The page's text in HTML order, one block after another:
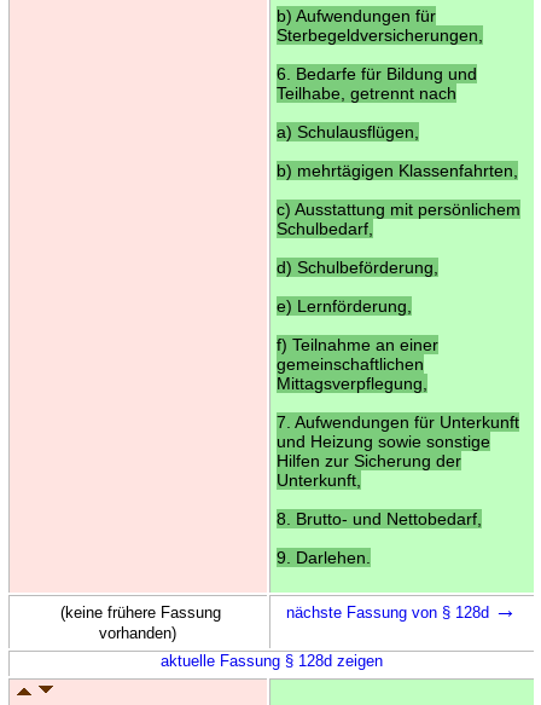
b) Aufwendungen für
Sterbegeldversicherungen,
6. Bedarfe für Bildung und
Teilhabe, getrennt nach
a) Schulausflügen,
b) mehrtägigen Klassenfahrten,
c) Ausstattung mit persönlichem
Schulbedarf,
d) Schulbeförderung,
e) Lernförderung,
f) Teilnahme an einer
gemeinschaftlichen
Mittagsverpflegung,
7. Aufwendungen für Unterkunft
und Heizung sowie sonstige
Hilfen zur Sicherung der
Unterkunft,
8. Brutto- und Nettobedarf,
9. Darlehen.
(keine frühere Fassung
vorhanden)
nächste Fassung von § 128d →
aktuelle Fassung § 128d zeigen